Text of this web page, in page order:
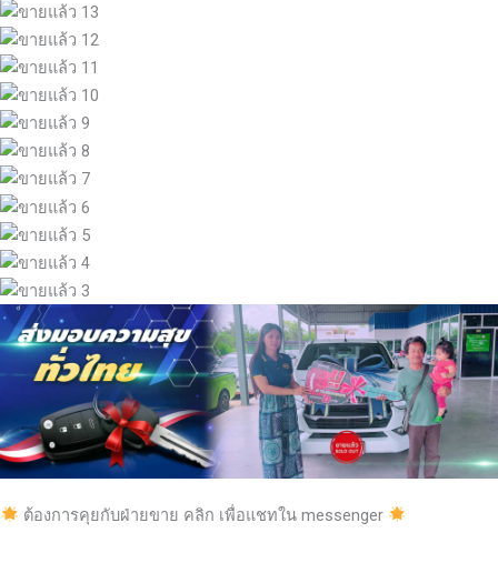
ต้องการคุยกับฝ่ายขาย คลิก เพื่อแชทใน messenger